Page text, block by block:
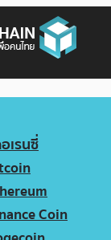
เรนซี่
Coin